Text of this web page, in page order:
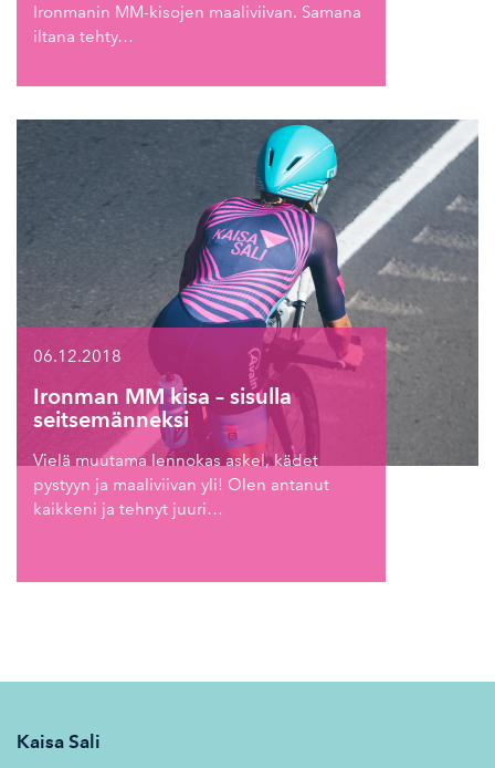
Ironmanin MM-kisojen maaliviivan. Samana
iltana tehty…
06.12.2018
Ironman MM kisa – sisulla
seitsemänneksi
Vielä muutama lennokas askel, kädet
pystyyn ja maaliviivan yli! Olen antanut
kaikkeni ja tehnyt juuri…
Kaisa Sali